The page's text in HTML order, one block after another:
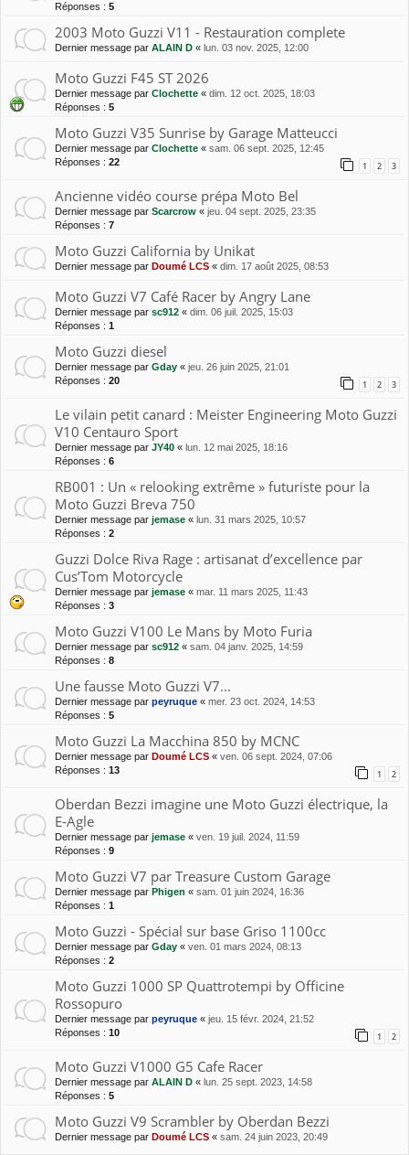
Réponses : 5
2003 Moto Guzzi V11 - Restauration complete
Dernier message par ALAIN D « lun. 03 nov. 2025, 12:00
Moto Guzzi F45 ST 2026
Dernier message par Clochette « dim. 12 oct. 2025, 18:03
Réponses : 5
Moto Guzzi V35 Sunrise by Garage Matteucci
Dernier message par Clochette « sam. 06 sept. 2025, 12:45
Réponses : 22 1 2 3
Ancienne vidéo course prépa Moto Bel
Dernier message par Scarcrow « jeu. 04 sept. 2025, 23:35
Réponses : 7
Moto Guzzi California by Unikat
Dernier message par Doumé LCS « dim. 17 août 2025, 08:53
Moto Guzzi V7 Café Racer by Angry Lane
Dernier message par sc912 « dim. 06 juil. 2025, 15:03
Réponses : 1
Moto Guzzi diesel
Dernier message par Gday « jeu. 26 juin 2025, 21:01
Réponses : 20 1 2 3
Le vilain petit canard : Meister Engineering Moto Guzzi
V10 Centauro Sport
Dernier message par JY40 « lun. 12 mai 2025, 18:16
Réponses : 6
RB001 : Un « relooking extrême » futuriste pour la
Moto Guzzi Breva 750
Dernier message par jemase « lun. 31 mars 2025, 10:57
Réponses : 2
Guzzi Dolce Riva Rage : artisanat d’excellence par
Cus’Tom Motorcycle
Dernier message par jemase « mar. 11 mars 2025, 11:43
Réponses : 3
Moto Guzzi V100 Le Mans by Moto Furia
Dernier message par sc912 « sam. 04 janv. 2025, 14:59
Réponses : 8
Une fausse Moto Guzzi V7...
Dernier message par peyruque « mer. 23 oct. 2024, 14:53
Réponses : 5
Moto Guzzi La Macchina 850 by MCNC
Dernier message par Doumé LCS « ven. 06 sept. 2024, 07:06
Réponses : 13 1 2
Oberdan Bezzi imagine une Moto Guzzi électrique, la
E-Agle
Dernier message par jemase « ven. 19 juil. 2024, 11:59
Réponses : 9
Moto Guzzi V7 par Treasure Custom Garage
Dernier message par Phigen « sam. 01 juin 2024, 16:36
Réponses : 1
Moto Guzzi - Spécial sur base Griso 1100cc
Dernier message par Gday « ven. 01 mars 2024, 08:13
Réponses : 2
Moto Guzzi 1000 SP Quattrotempi by Officine
Rossopuro
Dernier message par peyruque « jeu. 15 févr. 2024, 21:52
Réponses : 10 1 2
Moto Guzzi V1000 G5 Cafe Racer
Dernier message par ALAIN D « lun. 25 sept. 2023, 14:58
Réponses : 5
Moto Guzzi V9 Scrambler by Oberdan Bezzi
Dernier message par Doumé LCS « sam. 24 juin 2023, 20:49